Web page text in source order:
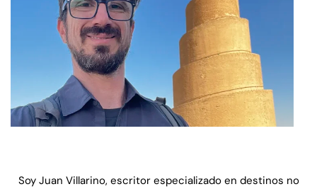
Soy Juan Villarino, escritor especializado en destinos no